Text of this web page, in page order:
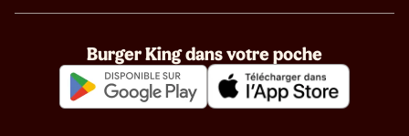
Burger King dans votre poche